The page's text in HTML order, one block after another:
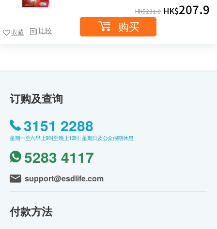
比较
收藏
HK$231.0 HK$207.9
购买
订购及查询
3151 2288
星期一至六早上9时至晚上12时; 星期日及公众假期休息
5283 4117
support@esdlife.com
付款方法